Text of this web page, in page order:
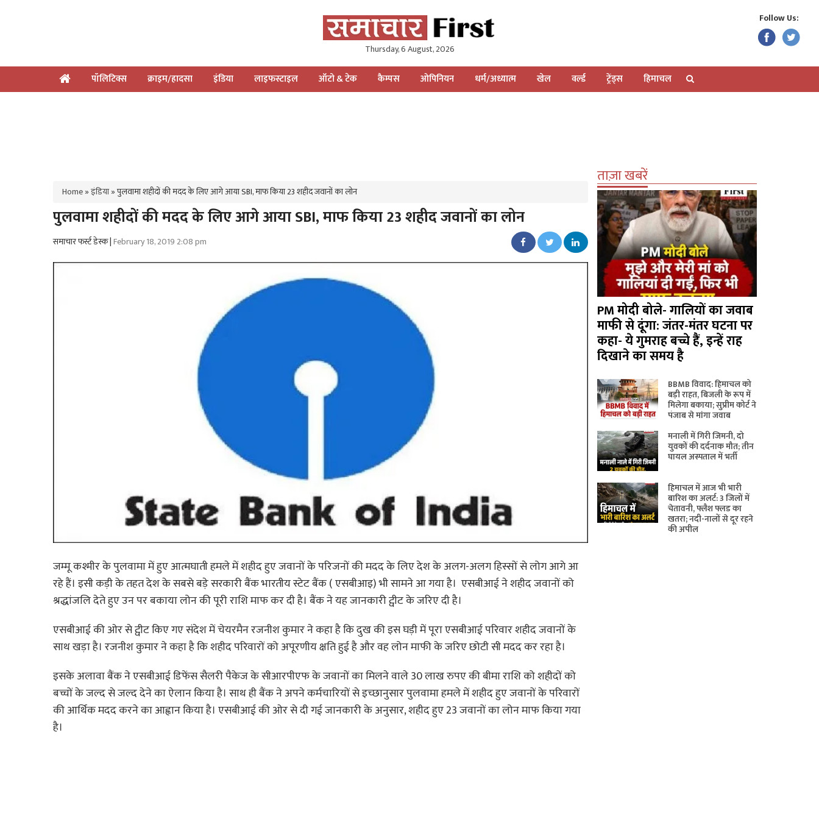
Thursday, 6 August, 2026
Follow Us:
पॉलिटिक्स क्राइम/हादसा इंडिया लाइफस्टाइल ऑटो & टेक कैम्पस ओपिनियन धर्म/अध्यात्म खेल वर्ल्ड ट्रेंड्स हिमाचल
Home»इंडिया»पुलवामा शहीदों की मदद के लिए आगे आया SBI, माफ किया 23 शहीद जवानों का लोन
पुलवामा शहीदों की मदद के लिए आगे आया SBI, माफ किया 23 शहीद जवानों का लोन
समाचार फर्स्ट डेस्क |February 18, 2019 2:08 pm
जम्मू कश्मीर के पुलवामा में हुए आत्मघाती हमले में शहीद हुए जवानों के परिजनों की मदद के लिए देश के अलग-अलग हिस्सों से लोग आगे आ
रहे हैं। इसी कड़ी के तहत देश के सबसे बड़े सरकारी बैंक भारतीय स्टेट बैंक ( एसबीआइ) भी सामने आ गया है। एसबीआई ने शहीद जवानों को
श्रद्धांजलि देते हुए उन पर बकाया लोन की पूरी राशि माफ कर दी है। बैंक ने यह जानकारी ट्वीट के जरिए दी है।
एसबीआई की ओर से ट्वीट किए गए संदेश में चेयरमैन रजनीश कुमार ने कहा है कि दुख की इस घड़ी में पूरा एसबीआई परिवार शहीद जवानों के
साथ खड़ा है। रजनीश कुमार ने कहा है कि शहीद परिवारों को अपूरणीय क्षति हुई है और वह लोन माफी के जरिए छोटी सी मदद कर रहा है।
इसके अलावा बैंक ने एसबीआई डिफेंस सैलरी पैकेज के सीआरपीएफ के जवानों का मिलने वाले 30 लाख रुपए की बीमा राशि को शहीदों को
बच्चों के जल्द से जल्द देने का ऐलान किया है। साथ ही बैंक ने अपने कर्मचारियों से इच्छानुसार पुलवामा हमले में शहीद हुए जवानों के परिवारों
की आर्थिक मदद करने का आह्वान किया है। एसबीआई की ओर से दी गई जानकारी के अनुसार, शहीद हुए 23 जवानों का लोन माफ किया गया
है।
ताज़ा खबरें
PM मोदी बोले- गालियों का जवाब
माफी से दूंगा: जंतर-मंतर घटना पर
कहा- ये गुमराह बच्चे हैं, इन्हें राह
दिखाने का समय है
BBMB विवाद: हिमाचल को
बड़ी राहत, बिजली के रूप में
मिलेगा बकाया; सुप्रीम कोर्ट ने
पंजाब से मांगा जवाब
मनाली में गिरी जिमनी, दो
युवकों की दर्दनाक मौत; तीन
घायल अस्पताल में भर्ती
हिमाचल में आज भी भारी
बारिश का अलर्ट: 3 जिलों में
चेतावनी, फ्लैश फ्लड का
खतरा; नदी-नालों से दूर रहने
की अपील